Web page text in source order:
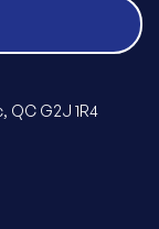
QC G2J 1R4